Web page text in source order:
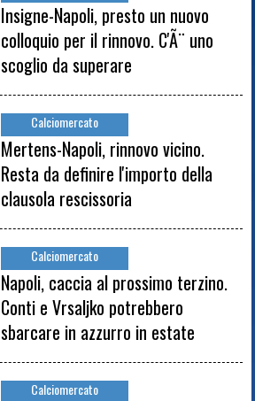
Insigne-Napoli, presto un nuovo
colloquio per il rinnovo. C'Ã¨ uno
scoglio da superare
Calciomercato
Mertens-Napoli, rinnovo vicino.
Resta da definire l'importo della
clausola rescissoria
Calciomercato
Napoli, caccia al prossimo terzino.
Conti e Vrsaljko potrebbero
sbarcare in azzurro in estate
Calciomercato